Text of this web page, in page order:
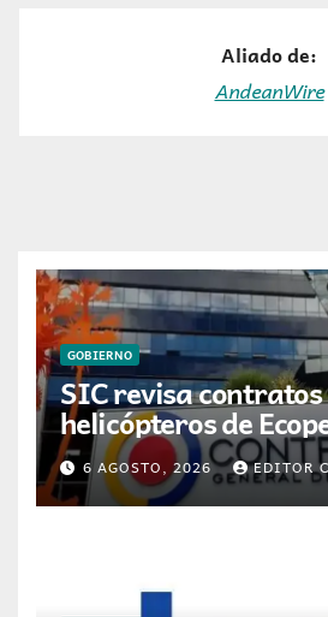
Aliado de:
AndeanWire
GOBIERNO
SIC revisa contratos
helicópteros de
posible multa
6 AGOSTO, 2026 EDITOR